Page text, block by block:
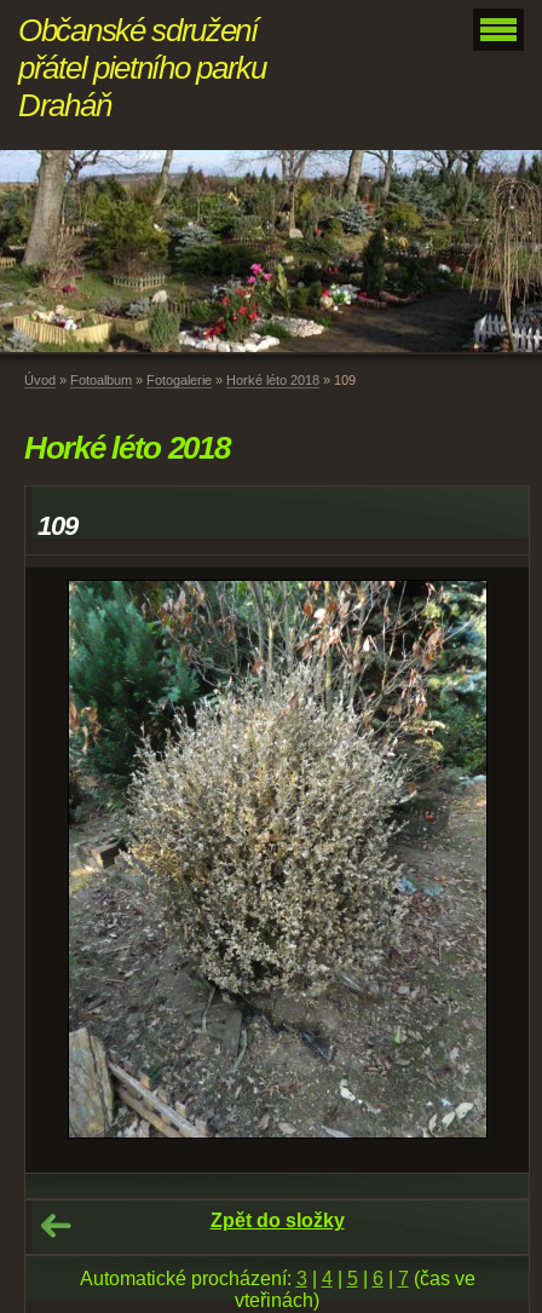
Občanské sdružení
přátel pietního parku
Draháň
Úvod » Fotoalbum » Fotogalerie » Horké léto 2018 » 109
Horké léto 2018
109
Zpět do složky
Automatické procházení: 3| 4| 5| 6| 7 (čas ve
vteřinách)